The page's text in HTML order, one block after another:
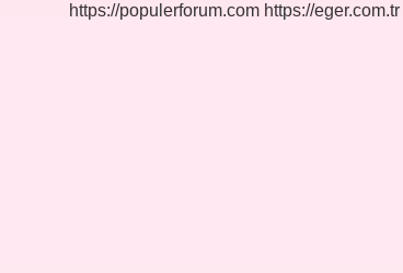
https://populerforum.com https://eger.com.tr